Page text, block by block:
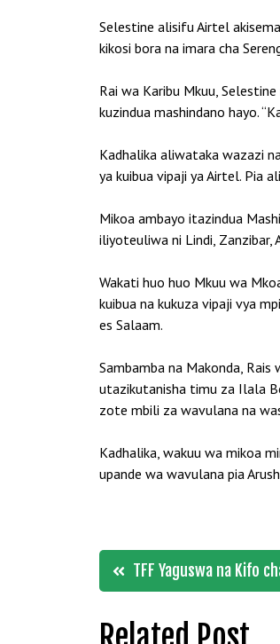
Selestine alisifu Airtel
kikosi bora na imara cha
Rai wa Karibu Mkuu,
kuzindua mashindano hayo.
Kadhalika aliwataka wazazi
ya kuibua vipaji ya Airtel. Pia
Mikoa ambayo itazindua
iliyoteuliwa ni Lindi, Zanzibar,
Wakati huo huo Mkuu wa
kuibua na kukuza vipaji vya
es Salaam.
Sambamba na Makonda,
utazikutanisha timu za Ilala
zote mbili za wavulana na
Kadhalika, wakuu wa mikoa
upande wa wavulana pia
Post
navigation
TFF Yaguswa na Kifo